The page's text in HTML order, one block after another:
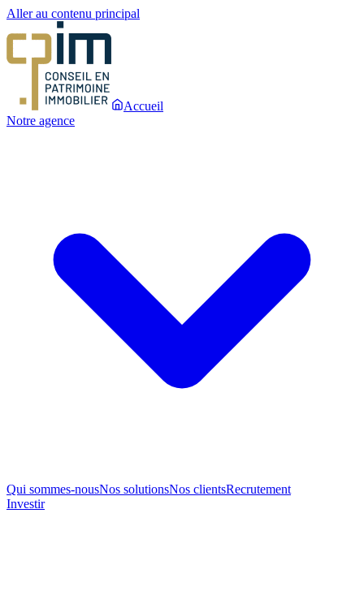
Aller au contenu principal
Accueil
Notre agence
Qui sommes-nousNos solutionsNos clientsRecrutement
Investir